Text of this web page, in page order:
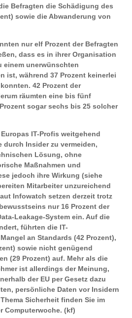
Befragten die Schädigung des
sowie die Abwanderung von
nur elf Prozent der Befragten
dass es in ihrer Organisation
einem unerwünschten
ist, während 37 Prozent keinerlei
42 Prozent der
räumten eine bis fünf
sogar sechs bis 25 solcher
IT-Profis weitgehend
durch Insider zu vermeiden,
Lösung, ohne
Maßnahmen und
jedoch ihre Wirkung (siehe
Mitarbeiter unzureichend
Infowatch setzen derzeit trotz
nur 16 Prozent der
Leakage-System ein. Auf die
führten die IT-
an Standards (42 Prozent),
sowie nicht genügend
(29 Prozent) auf. Mehr als die
ist allerdings der Meinung,
der EU per Gesetz dazu
persönliche Daten vor Insidern
Sicherheit finden Sie im
Computerwoche. (kf)